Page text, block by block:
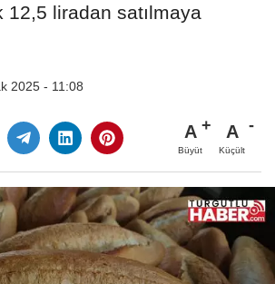
12,5 liradan satılmaya
2025 - 11:08
A
Büyüt
A
Küçült